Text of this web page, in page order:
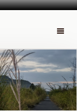
Toggle